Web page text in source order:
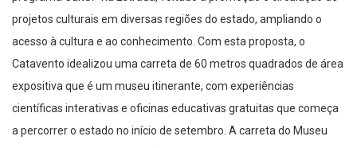
acesso à cultura e ao conhecimento. Com esta proposta, o
Catavento idealizou uma carreta de 60 metros quadrados de área
expositiva que é um museu itinerante, com experiências
científicas interativas e oficinas educativas gratuitas que começa
a percorrer o estado no início de setembro. A carreta do Museu
Catavento abre para visitação na cidade a partir das 8h30 do dia